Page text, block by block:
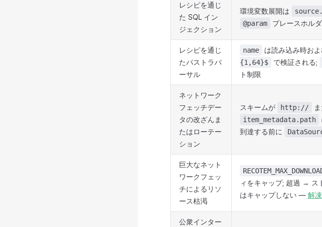
レシピを通じ
た SQL イン
ジェクション
環境変数展開は
@param プレースホル
レシピを通じ
たパストラバ
ーサル
name は読み込み時お
{1,64}$
で検証される;
ト制限
ネットワーク
フェッチデー
タの改ざんま
たはローテー
ション
スキームが http://
item_metadata.path
到達する前に
巨大なネット
ワークフェッ
チによるリソ
ース枯渇
ィをキャップ; 超過 → ス
はキャップしない — 解
公衆インター